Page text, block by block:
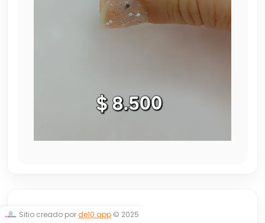
ARGOLLITAS
Sitio creado porde10.app © 2025